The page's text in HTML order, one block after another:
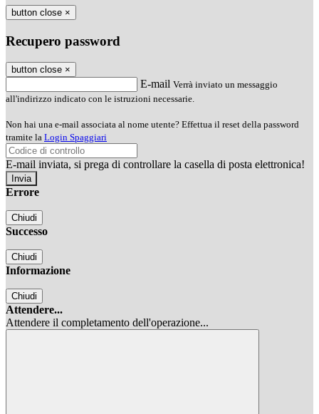
button close ×
Recupero password
button close ×
E-mail Verrà inviato un messaggio
all'indirizzo indicato con le istruzioni necessarie.
Non hai una e-mail associata al nome utente? Effettua il reset della password
tramite la Login Spaggiari
E-mail inviata, si prega di controllare la casella di posta elettronica!
Errore
Chiudi
Successo
Chiudi
Informazione
Chiudi
Attendere...
Attendere il completamento dell'operazione...